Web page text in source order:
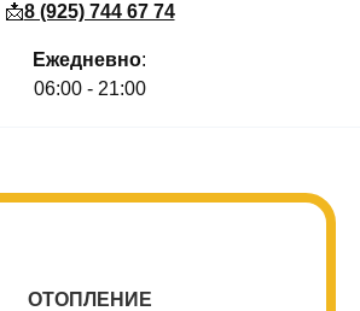
📩8 (925) 744 67 74
Ежедневно:
06:00 - 21:00
ОТОПЛЕНИЕ